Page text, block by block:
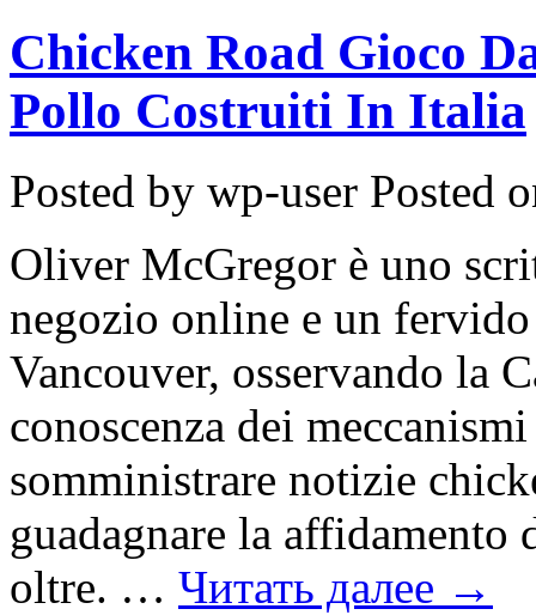
Chicken Road Gioco
Pollo Costruiti In Italia
Posted by wp-user Posted
Oliver McGregor è uno
negozio online e un fervido
Vancouver, osservando la
conoscenza dei
somministrare notizie
guadagnare la affidamento
oltre. … Читать далее →